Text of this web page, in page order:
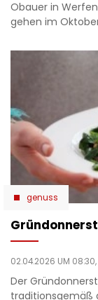
Obauer in
gehen im
genuss
02.04.2026 UM 08:30,
Der
traditionsgemäß